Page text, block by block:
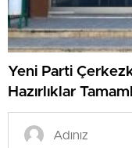
Yeni Parti
Hazırlıklar